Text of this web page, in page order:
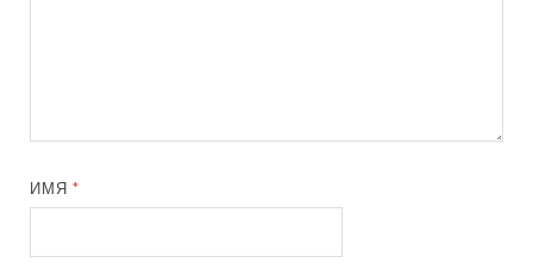
ИМЯ*